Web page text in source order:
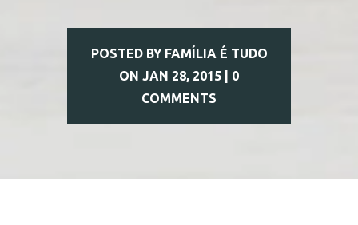
POSTED BY FAMÍLIA É TUDO
ON JAN 28, 2015 | 0
COMMENTS